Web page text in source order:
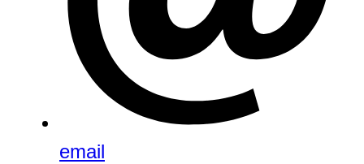
email